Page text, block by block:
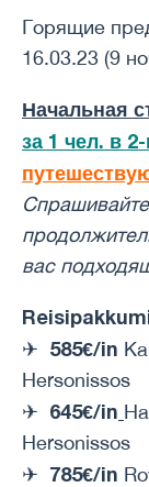
Горящие
16.03.23 (9
Начальная
за 1 чел. в
вас
✈ 585€/in
Hersonissos
✈ 645€/in
Hersonissos
✈ 785€/in